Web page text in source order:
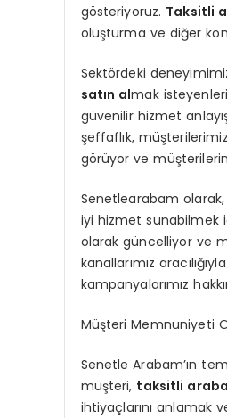
gösteriyoruz. Taksitli
oluşturma ve diğer
Sektördeki
satın almak
güvenilir hizmet
şeffaflık,
görüyor ve
Senetlearabam olarak,
iyi hizmet sunabilmek
olarak güncelliyor ve
kanallarımız
kampanyalarımız
Müşteri Memnuniyeti
Senetle Arabam’ın
müşteri, taksitli
ihtiyaçlarını anlamak